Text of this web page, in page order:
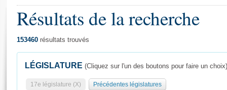
Général
Résultats de la recherche
153460 résultats trouvés
LÉGISLATURE (Cliquez sur l'un des boutons pour faire un choix)
17e législature (X) Précédentes législatures